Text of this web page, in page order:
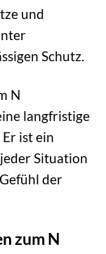
und
Schutz.
N
langfristige
ist ein
Situation
der
zum N